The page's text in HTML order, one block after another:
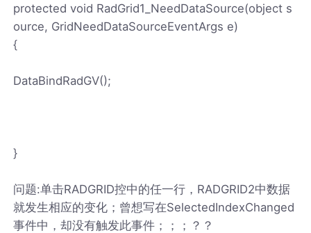
protected void RadGrid1_NeedDataSource(object s
ource, GridNeedDataSourceEventArgs e)
{
DataBindRadGV();
}
问题:单击RADGRID控中的任一行，RADGRID2中数据
就发生相应的变化；曾想写在SelectedIndexChanged
事件中，却没有触发此事件；；；？？